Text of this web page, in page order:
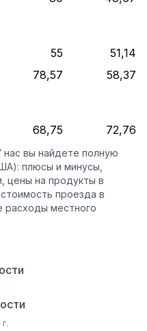
55
51,14
78,57 58,37
68,75 72,76
нас вы найдете полную
плюсы и минусы,
цены на продукты в
проезда в
расходы местного